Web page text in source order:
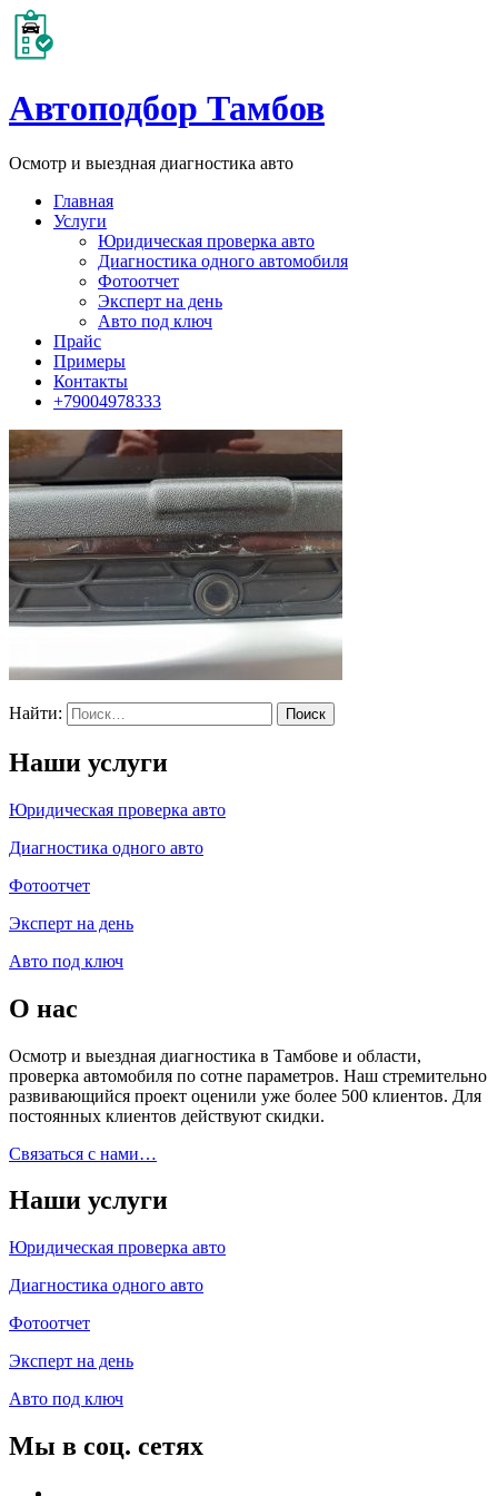
Автоподбор Тамбов
Осмотр и выездная диагностика авто
Главная
Услуги
Юридическая проверка авто
Диагностика одного автомобиля
Фотоотчет
Эксперт на день
Авто под ключ
Прайс
Примеры
Контакты
+79004978333
Найти:
Наши услуги
Юридическая проверка авто
Диагностика одного авто
Фотоотчет
Эксперт на день
Авто под ключ
О нас
Осмотр и выездная диагностика в Тамбове и области,
проверка автомобиля по сотне параметров. Наш стремительно
развивающийся проект оценили уже более 500 клиентов. Для
постоянных клиентов действуют скидки.
Связаться с нами…
Наши услуги
Юридическая проверка авто
Диагностика одного авто
Фотоотчет
Эксперт на день
Авто под ключ
Мы в соц. сетях